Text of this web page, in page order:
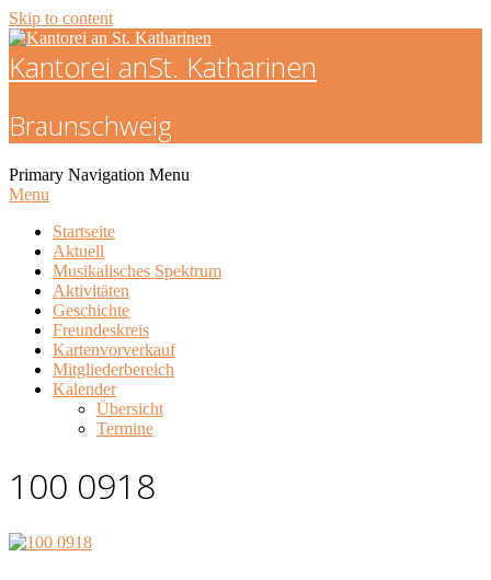
Skip to content
Kantorei anSt. Katharinen
Braunschweig
Primary Navigation Menu
Menu
Startseite
Aktuell
Musikalisches Spektrum
Aktivitäten
Geschichte
Freundeskreis
Kartenvorverkauf
Mitgliederbereich
Kalender
Übersicht
Termine
100 0918